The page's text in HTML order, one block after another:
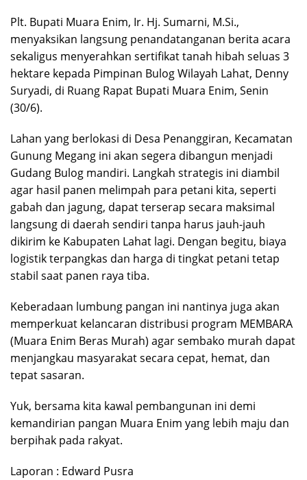
​Plt. Bupati Muara Enim, Ir. Hj. Sumarni, M.Si.,
menyaksikan langsung penandatanganan berita acara
sekaligus menyerahkan sertifikat tanah hibah seluas 3
hektare kepada Pimpinan Bulog Wilayah Lahat, Denny
Suryadi, di Ruang Rapat Bupati Muara Enim, Senin
(30/6).
​Lahan yang berlokasi di Desa Penanggiran, Kecamatan
Gunung Megang ini akan segera dibangun menjadi
Gudang Bulog mandiri. Langkah strategis ini diambil
agar hasil panen melimpah para petani kita, seperti
gabah dan jagung, dapat terserap secara maksimal
langsung di daerah sendiri tanpa harus jauh-jauh
dikirim ke Kabupaten Lahat lagi. Dengan begitu, biaya
logistik terpangkas dan harga di tingkat petani tetap
stabil saat panen raya tiba.
​Keberadaan lumbung pangan ini nantinya juga akan
memperkuat kelancaran distribusi program MEMBARA
(Muara Enim Beras Murah) agar sembako murah dapat
menjangkau masyarakat secara cepat, hemat, dan
tepat sasaran.
​Yuk, bersama kita kawal pembangunan ini demi
kemandirian pangan Muara Enim yang lebih maju dan
berpihak pada rakyat.
Laporan : Edward Pusra